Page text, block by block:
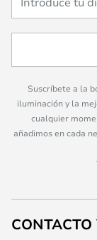
Suscríbete a la
iluminación y la
cualquier
añadimos en cada